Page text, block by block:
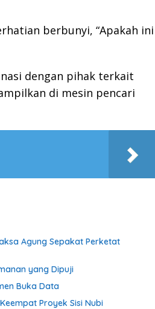
berbunyi, “Apakah ini
dengan pihak terkait
di mesin pencari
Agung Sepakat Perketat
yang Dipuji
Buka Data
Proyek Sisi Nubi